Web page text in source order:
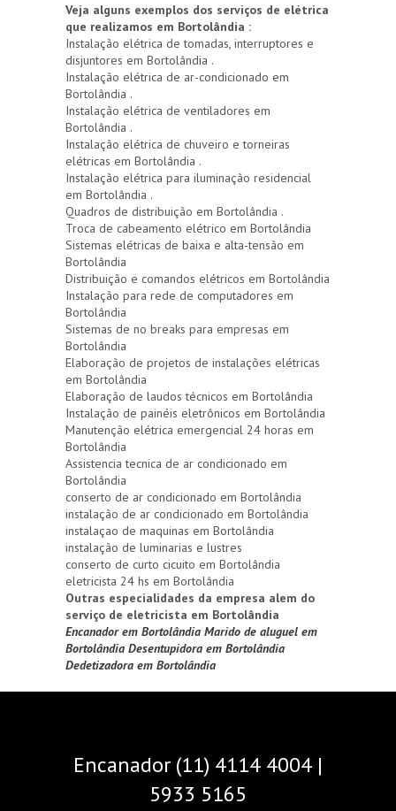
Veja alguns exemplos dos serviços de elétrica
que realizamos em Bortolândia :
Instalação elétrica de tomadas, interruptores e
disjuntores em Bortolândia .
Instalação elétrica de ar-condicionado em
Bortolândia .
Instalação elétrica de ventiladores em
Bortolândia .
Instalação elétrica de chuveiro e torneiras
elétricas em Bortolândia .
Instalação elétrica para iluminação residencial
em Bortolândia .
Quadros de distribuição em Bortolândia .
Troca de cabeamento elétrico em Bortolândia
Sistemas elétricas de baixa e alta-tensão em
Bortolândia
Distribuição e comandos elétricos em Bortolândia
Instalação para rede de computadores em
Bortolândia
Sistemas de no breaks para empresas em
Bortolândia
Elaboração de projetos de instalações elétricas
em Bortolândia
Elaboração de laudos técnicos em Bortolândia
Instalação de painéis eletrônicos em Bortolândia
Manutenção elétrica emergencial 24 horas em
Bortolândia
Assistencia tecnica de ar condicionado em
Bortolândia
conserto de ar condicionado em Bortolândia
instalação de ar condicionado em Bortolândia
instalaçao de maquinas em Bortolândia
instalação de luminarias e lustres
conserto de curto cicuito em Bortolândia
eletricista 24 hs em Bortolândia
Outras especialidades da empresa alem do
serviço de eletricista em Bortolândia
Encanador em Bortolândia Marido de aluguel em
Bortolândia Desentupidora em Bortolândia
Dedetizadora em Bortolândia
Encanador (11) 4114 4004 |
5933 5165